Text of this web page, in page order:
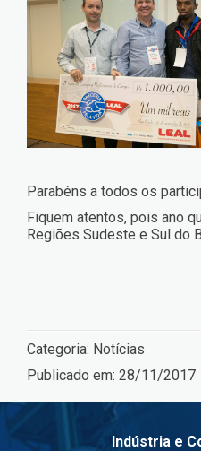
Parabéns a todos os
Fiquem atentos, pois ano
Regiões Sudeste e Sul do
Categoria: Notícias
Publicado em: 28/11/2017
Indústria e